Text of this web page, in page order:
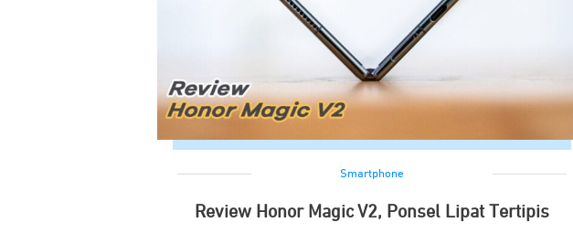
Smartphone
Review Honor Magic V2, Ponsel Lipat Tertipis